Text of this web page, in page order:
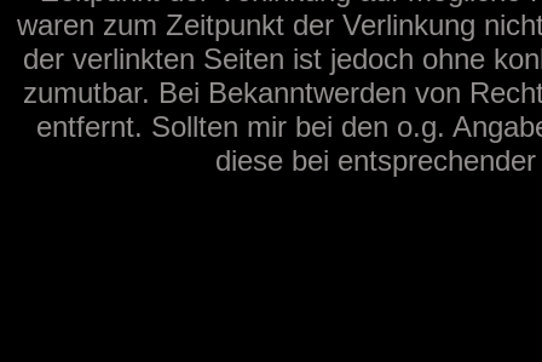
waren zum Zeitpunkt der Verlinkung
der verlinkten Seiten ist jedoch ohne
zumutbar. Bei Bekanntwerden von
entfernt. Sollten mir bei den o.g.
diese bei